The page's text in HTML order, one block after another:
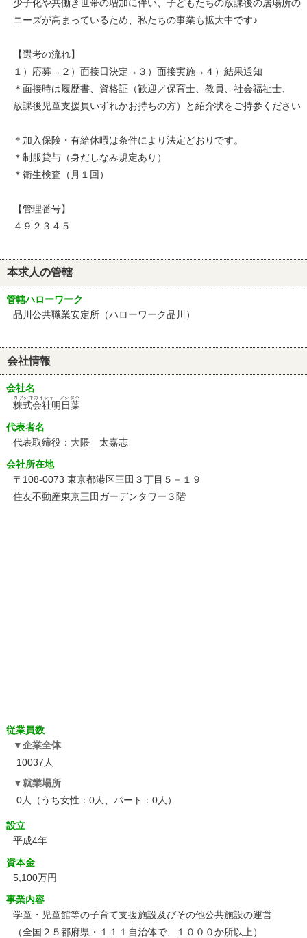
少子化や共働き世帯の増加に伴い、子どもたちの放課後の居場所の
ニーズが高まっているため、私たちの事業も拡大中です♪
【選考の流れ】
１）応募→２）面接日決定→３）面接実施→４）結果通知
＊面接時は履歴書、資格証（歓迎／保育士、教員、社会福祉士、
放課後児童支援員いずれかお持ちの方）と紹介状をご持参ください
＊加入保険・有給休暇は条件により法定どおりです。
＊制服貸与（身だしなみ規定あり）
＊衛生検査（月１回）
【管理番号】
４９２３４５
本求人の管轄
管轄ハローワーク
品川公共職業安定所（ハローワーク品川）
会社情報
会社名
株式会社明日葉
カブシキガイシャ アシタバ
代表者名
代表取締役：大隈 太嘉志
会社所在地
〒108-0073 東京都港区三田３丁目５－１９
住友不動産東京三田ガーデンタワー３階
従業員数
企業全体
10037人
就業場所
0人（うち女性：0人、パート：0人）
設立
平成4年
資本金
5,100万円
事業内容
学童・児童館等の子育て支援施設及びその他公共施設の運営
（全国２５都府県・１１１自治体で、１０００か所以上）